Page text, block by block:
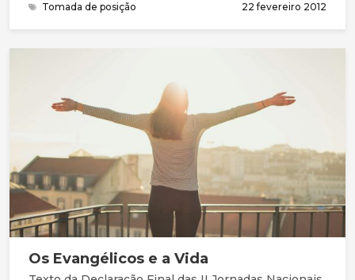
problemas éticos e morais, na medida em que
coloca em risco a integridade física e mental da
futura criança e perturba o compromisso conjugal,
Tomada de posição 22 fevereiro 2012
Os Evangélicos e a Vida